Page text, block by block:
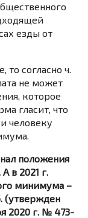
езды от
то согласно ч.
не может
которое
гласит, что
человеку
положения
в 2021 г.
минимума –
(утвержден
2020 г. № 473-